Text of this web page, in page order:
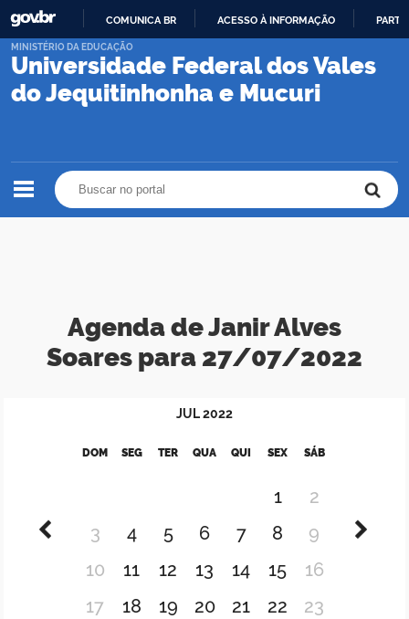
PARA
CONTEÚDO
COMUNICA BR ACESSO À INFORMAÇÃO
Universidade Federal dos Vales
do Jequitinhonha e Mucuri
MINISTÉRIO DA EDUCAÇÃO
Agenda de Janir Alves
Soares para 27/07/2022
JUL2022
DOM SEG TER QUA QUI SEX SÁB
1
2
3
4 5 6 7 8
9
10
11 12 13 14 15
16
17
18 19 20 21 22
23